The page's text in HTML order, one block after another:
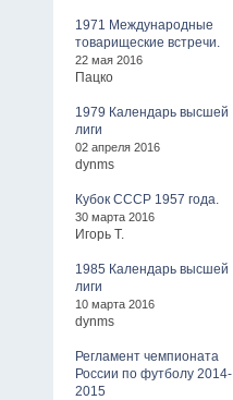
1971 Международные
товарищеские встречи.
22 мая 2016
Пацко
1979 Календарь высшей
лиги
02 апреля 2016
dynms
Кубок СССР 1957 года.
30 марта 2016
Игорь Т.
1985 Календарь высшей
лиги
10 марта 2016
dynms
Регламент чемпионата
России по футболу 2014-
2015